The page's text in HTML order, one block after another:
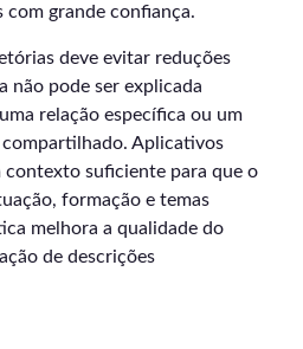
grande confiança.
deve evitar reduções
não pode ser explicada
relação específica ou um
Aplicativos
contexto suficiente para que o
formação e temas
melhora a qualidade do
de descrições